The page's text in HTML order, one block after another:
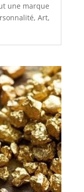
une marque
Art,